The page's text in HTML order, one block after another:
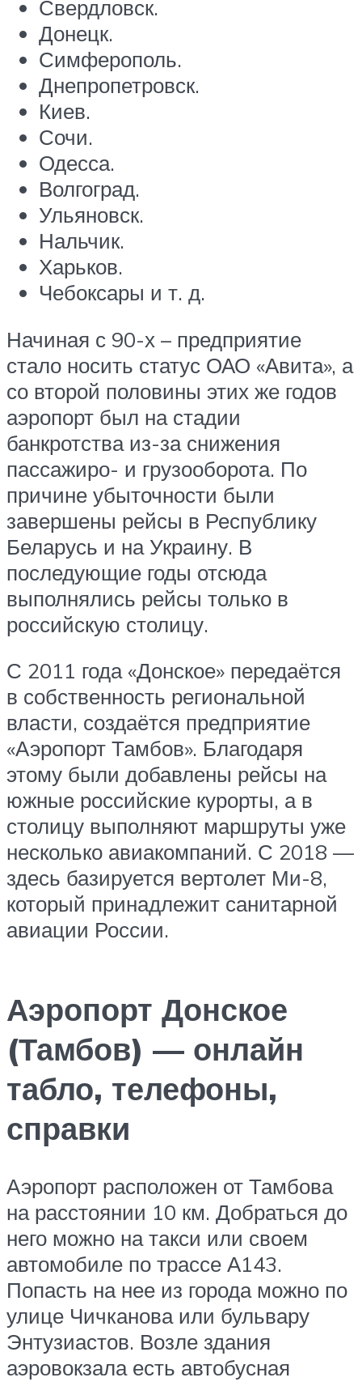
Свердловск.
Донецк.
Симферополь.
Днепропетровск.
Киев.
Сочи.
Одесса.
Волгоград.
Ульяновск.
Нальчик.
Харьков.
Чебоксары и т. д.
Начиная с 90-х – предприятие
стало носить статус ОАО «Авита», а
со второй половины этих же годов
аэропорт был на стадии
банкротства из-за снижения
пассажиро- и грузооборота. По
причине убыточности были
завершены рейсы в Республику
Беларусь и на Украину. В
последующие годы отсюда
выполнялись рейсы только в
российскую столицу.
С 2011 года «Донское» передаётся
в собственность региональной
власти, создаётся предприятие
«Аэропорт Тамбов». Благодаря
этому были добавлены рейсы на
южные российские курорты, а в
столицу выполняют маршруты уже
несколько авиакомпаний. С 2018 —
здесь базируется вертолет Ми-8,
который принадлежит санитарной
авиации России.
Аэропорт Донское
(Тамбов) — онлайн
табло, телефоны,
справки
Аэропорт расположен от Тамбова
на расстоянии 10 км. Добраться до
него можно на такси или своем
автомобиле по трассе А143.
Попасть на нее из города можно по
улице Чичканова или бульвару
Энтузиастов. Возле здания
аэровокзала есть автобусная